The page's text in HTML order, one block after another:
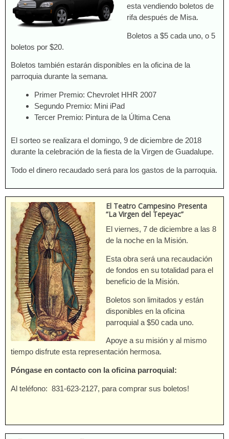
esta vendiendo boletos de
rifa después de Misa.
Boletos a $5 cada uno, o 5
boletos por $20.
Boletos también estarán disponibles en la oficina de la
parroquia durante la semana.
Primer Premio: Chevrolet HHR 2007
Segundo Premio: Mini iPad
Tercer Premio: Pintura de la Última Cena
El sorteo se realizara el domingo, 9 de diciembre de 2018
durante la celebración de la fiesta de la Virgen de Guadalupe.
Todo el dinero recaudado será para los gastos de la parroquia.
El Teatro Campesino Presenta
“La Virgen del Tepeyac”
El viernes, 7 de diciembre a las 8
de la noche en la Misión.
Esta obra será una recaudación
de fondos en su totalidad para el
beneficio de la Misión.
Boletos son limitados y están
disponibles en la oficina
parroquial a $50 cada uno.
Apoye a su misión y al mismo
tiempo disfrute esta representación hermosa.
Póngase en contacto con la oficina parroquial:
Al teléfono: 831-623-2127, para comprar sus boletos!